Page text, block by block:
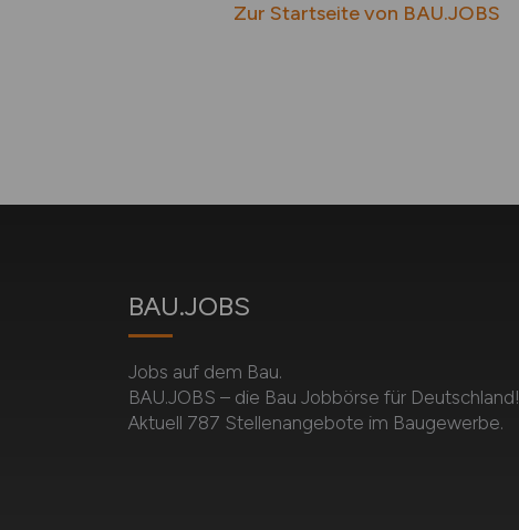
Zur Startseite von BAU.JOBS
BAU.JOBS
Jobs auf dem Bau.
BAU.JOBS – die Bau Jobbörse für Deutschland!
Aktuell 787 Stellenangebote im Baugewerbe.